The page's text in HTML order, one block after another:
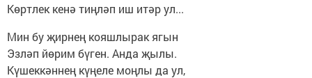
Көртлек кенә тиңләп иш итәр ул...
Мин бу җирнең кояшлырак ягын
Эзләп йөрим бүген. Анда җылы.
Күшеккәннең күңеле моңлы да ул,